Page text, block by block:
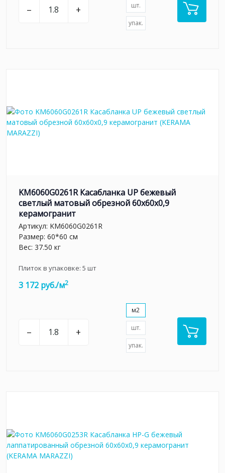
– + шт.
упак.
KM6060G0261R Касабланка UP бежевый
светлый матовый обрезной 60x60x0,9
керамогранит
Артикул: KM6060G0261R
Размер: 60*60 см
Вес: 37.50 кг
Плиток в упаковке: 5 шт
3 172 руб./м2
– +
м2
шт.
упак.